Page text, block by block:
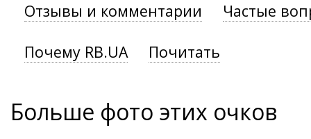
Отзывы и комментарии Частые
Почему RB.UA Почитать
Больше фото этих очков